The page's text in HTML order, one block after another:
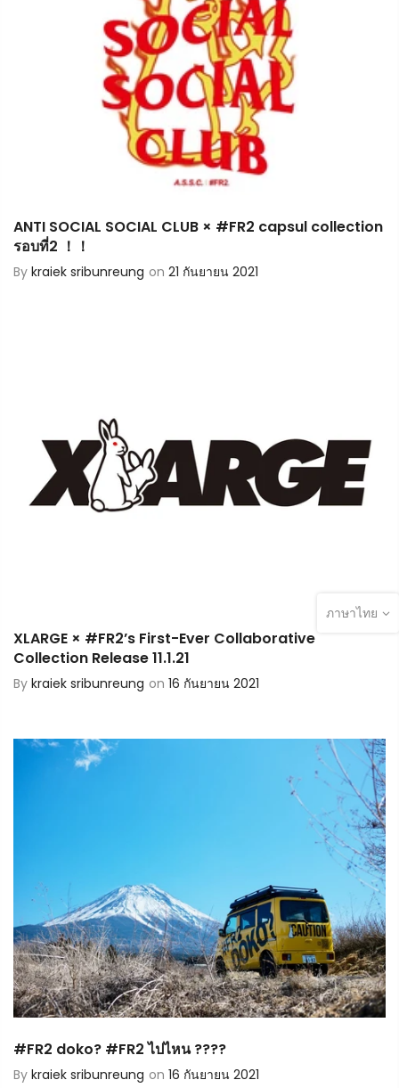
ANTI SOCIAL SOCIAL CLUB × #FR2 capsul collection
รอบที่2 ！！
By kraiek sribunreung on 21 กันยายน 2021
XLARGE × #FR2’s First-Ever Collaborative
Collection Release 11.1.21
By kraiek sribunreung on 16 กันยายน 2021
#FR2 doko? #FR2 ไปไหน ????
By kraiek sribunreung on 16 กันยายน 2021
ภาษาไทย